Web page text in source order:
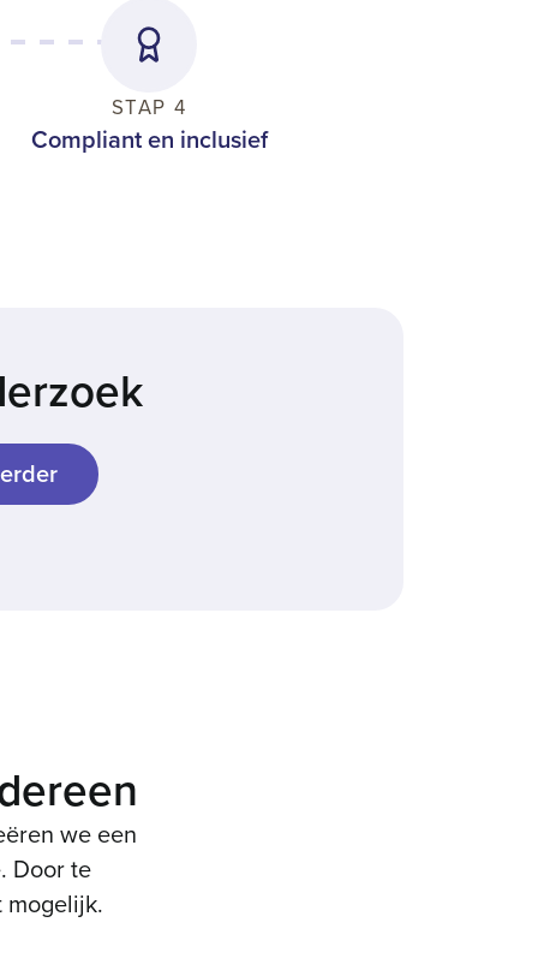
STAP 4
Compliant en inclusief
we een
Door te